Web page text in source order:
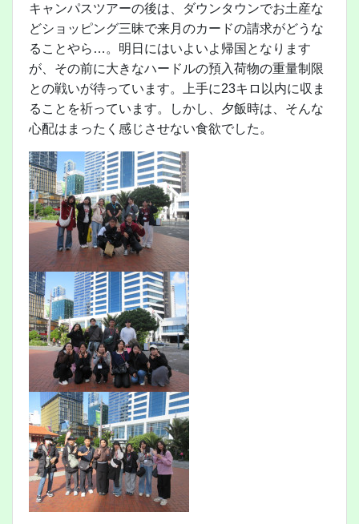
キャンパスツアーの後は、ダウンタウンでお土産な
どショッピング三昧で来月のカードの請求がどうな
ることやら…。明日にはいよいよ帰国となります
が、その前に大きなハードルの預入荷物の重量制限
との戦いが待っています。上手に23キロ以内に収ま
ることを祈っています。しかし、夕飯時は、そんな
心配はまったく感じさせない食欲でした。